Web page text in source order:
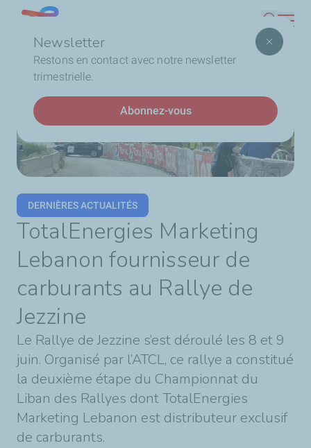
contenu
Newsletter
Restons en contact avec notre newsletter
trimestrielle.
Abonnez-vous
Lebanon
d'Ariane
Accueil
TotalEnergies Marketing Lebanon fournisseur de
carburants au Rallye de Jezzine
DERNIÈRES ACTUALITÉS
TotalEnergies Marketing
Lebanon fournisseur de
carburants au Rallye de
Jezzine
Le Rallye de Jezzine s’est déroulé les 8 et 9
juin. Organisé par l’ATCL, ce rallye a constitué
la deuxième étape du Championnat du
Liban des Rallyes dont TotalEnergies
Marketing Lebanon est distributeur exclusif
de carburants.